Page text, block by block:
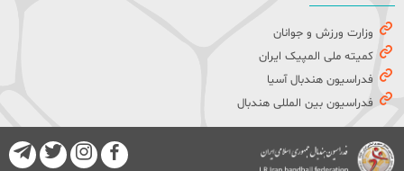
وزارت ورزش و جوانان
کمیته ملی المپیک ایران
فدراسیون هندبال آسیا
فدراسیون بین المللی هندبال